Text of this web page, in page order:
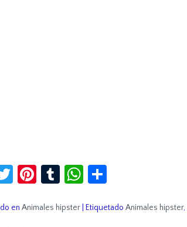
Twitter
Pinterest
TumblrWhatsApp
Compartir
en Animales hipster| Etiquetado Animales hipster,